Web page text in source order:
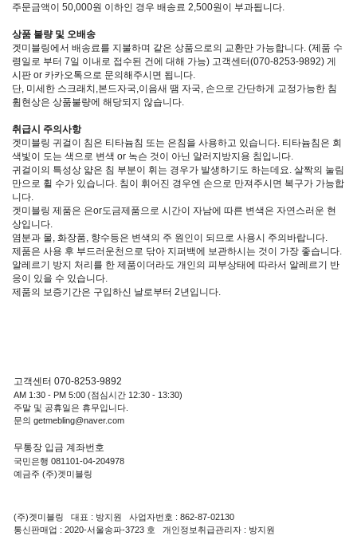
주문금액이 50,000원 이하인 경우 배송료 2,500원이 부과됩니다.
상품 불량 및 오배송
겟미블링에서 배송료를 지불하며 같은 상품으로의 교환만 가능합니다. (제품 수
령일로 부터 7일 이내로 접수된 건에 대해 가능) 고객센터(070-8253-9892) 게
시판 or 카카오톡으로 문의해주시면 됩니다.
단, 미세한 스크래치,본드자국,이음새 땜 자국, 손으로 간단하게 교정가능한 침
휨현상은 상품불량에 해당되지 않습니다.
취급시 주의사항
겟미블링 귀걸이 침은 티타늄침 또는 은침을 사용하고 있습니다. 티타늄침은 회
색빛이 도는 색으로 변색 or 녹슨 것이 아닌 알러지방지용 침입니다.
귀걸이의 특성상 얇은 침 부분이 휘는 경우가 발생하기도 하는데요. 살짝의 눌림
만으로 휠 수가 있습니다. 침이 휘어진 경우엔 손으로 만져주시면 복구가 가능합
니다.
겟미블링 제품은 은or도금제품으로 시간이 자남에 따른 변색은 자연스러운 현
상입니다.
염분과 물, 화장품, 향수등은 변색의 주 원인이 되므로 사용시 주의바랍니다.
제품은 사용 후 부드러운천으로 닦아 지퍼백에 보관하시는 것이 가장 좋습니다.
알레르기 방지 처리를 한 제품이더라도 개인의 피부상태에 따라서 알레르기 반
응이 있을 수 있습니다.
제품의 보증기간은 구입하신 날로부터 2년입니다.
고객센터 070-8253-9892
AM 1:30 - PM 5:00 (점심시간 12:30 - 13:30)
주말 및 공휴일은 휴무입니다.
문의 getmebling@naver.com
무통장 입금 계좌번호
국민은행 081101-04-204978
예금주 (주)겟미블링
(주)겟미블링 대표 : 방지원 사업자번호 : 862-87-02130
통신판매업 : 2020-서울송파-3723 호 개인정보취급관리자 : 방지원